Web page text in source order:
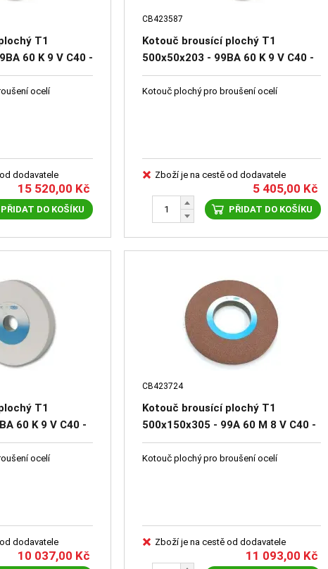
T1
60 K 9 V C40 -
ocelí
dodavatele
15 520,00 Kč
PŘIDAT DO KOŠÍKU
CB423587
Kotouč brousící plochý T1
500x50x203 - 99BA 60 K 9 V C40 -
41651-0756
Kotouč plochý pro broušení ocelí
Zboží je na cestě od dodavatele
5 405,00 Kč
PŘIDAT DO KOŠÍKU
T1
60 K 9 V C40 -
ocelí
dodavatele
10 037,00 Kč
CB423724
Kotouč brousící plochý T1
500x150x305 - 99A 60 M 8 V C40 -
41651-1423
Kotouč plochý pro broušení ocelí
Zboží je na cestě od dodavatele
11 093,00 Kč